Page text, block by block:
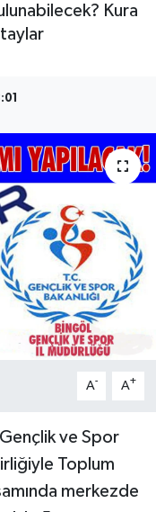
Kura
A- A+
ve Spor
Toplum
merkezde